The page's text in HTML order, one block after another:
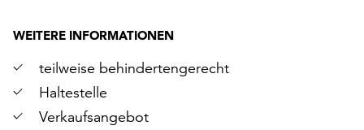
WEITERE INFORMATIONEN
teilweise behindertengerecht
Haltestelle
Verkaufsangebot